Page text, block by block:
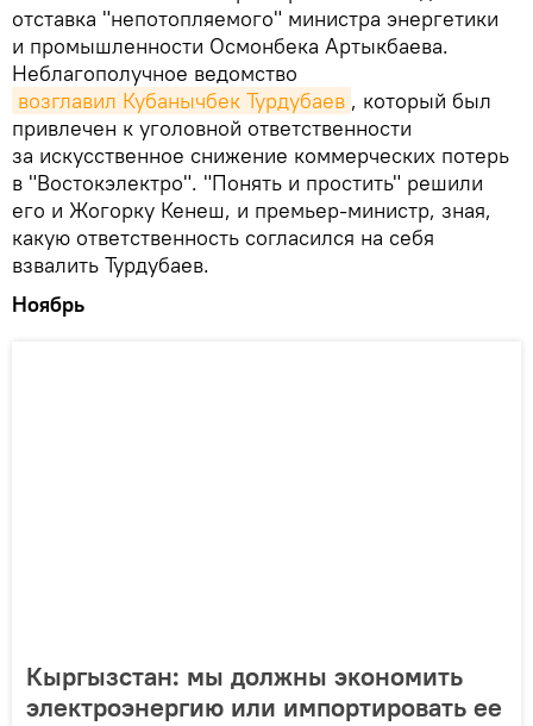
отставка "непотопляемого" министра энергетики
и промышленности Осмонбека Артыкбаева.
Неблагополучное ведомство
возглавил Кубанычбек Турдубаев , который был
привлечен к уголовной ответственности
за искусственное снижение коммерческих потерь
в "Востокэлектро". "Понять и простить" решили
его и Жогорку Кенеш, и премьер-министр, зная,
какую ответственность согласился на себя
взвалить Турдубаев.
Ноябрь
Кыргызстан: мы должны экономить
электроэнергию или импортировать ее